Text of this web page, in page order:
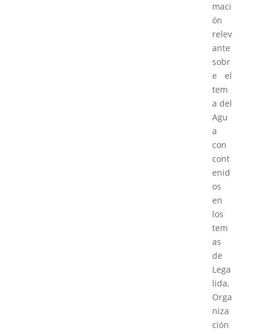
maci
ón
relev
ante
sobr
e el
tem
a del
Agu
a
con
cont
enid
os
en
los
tem
as
de
Lega
lida,
Orga
niza
ción